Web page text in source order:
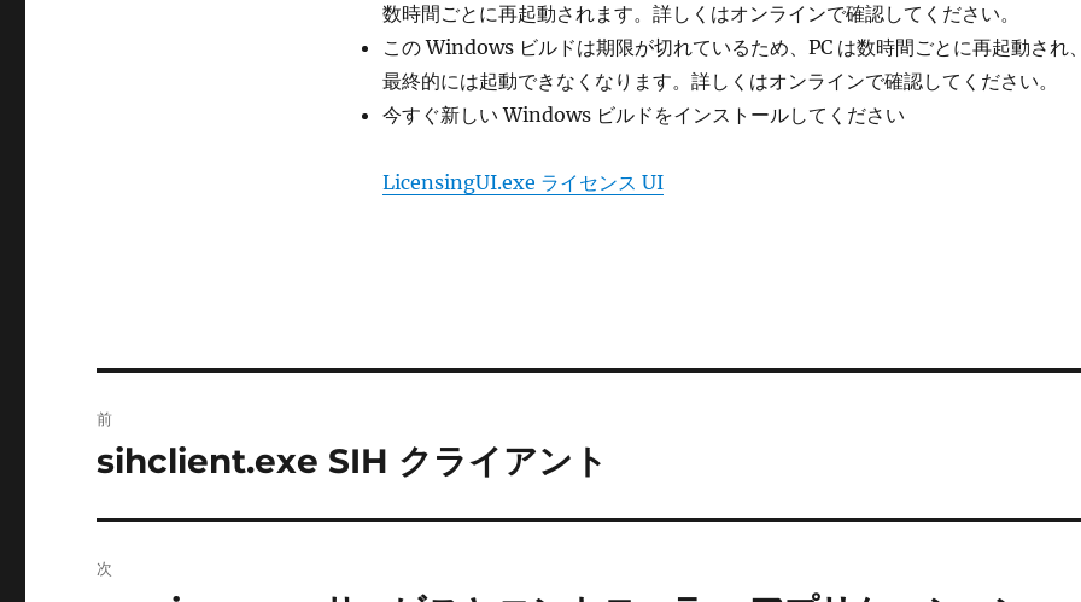
数時間ごとに再起動されます。詳しくはオンラインで確認してください。
この Windows ビルドは期限が切れているため、PC は数時間ごとに再起動され、
最終的には起動できなくなります。詳しくはオンラインで確認してください。
今すぐ新しい Windows ビルドをインストールしてください
LicensingUI.exe ライセンス UI
稿
前
前
投
稿:
sihclient.exe SIH クライアント
次